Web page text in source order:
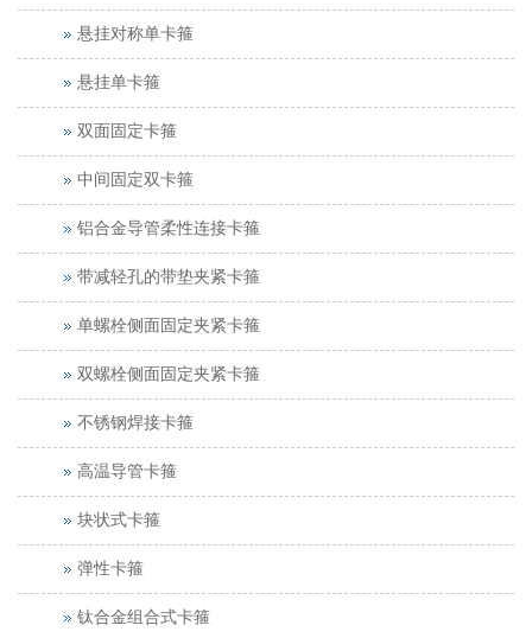
悬挂对称单卡箍
悬挂单卡箍
双面固定卡箍
中间固定双卡箍
铝合金导管柔性连接卡箍
带减轻孔的带垫夹紧卡箍
单螺栓侧面固定夹紧卡箍
双螺栓侧面固定夹紧卡箍
不锈钢焊接卡箍
高温导管卡箍
块状式卡箍
弹性卡箍
钛合金组合式卡箍